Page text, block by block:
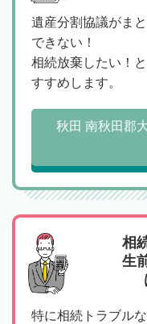
遺産分割協議がま
できない！
相続放棄したい！
すすめします。
秋田 南秋田郡
相
生
特に相続トラブル